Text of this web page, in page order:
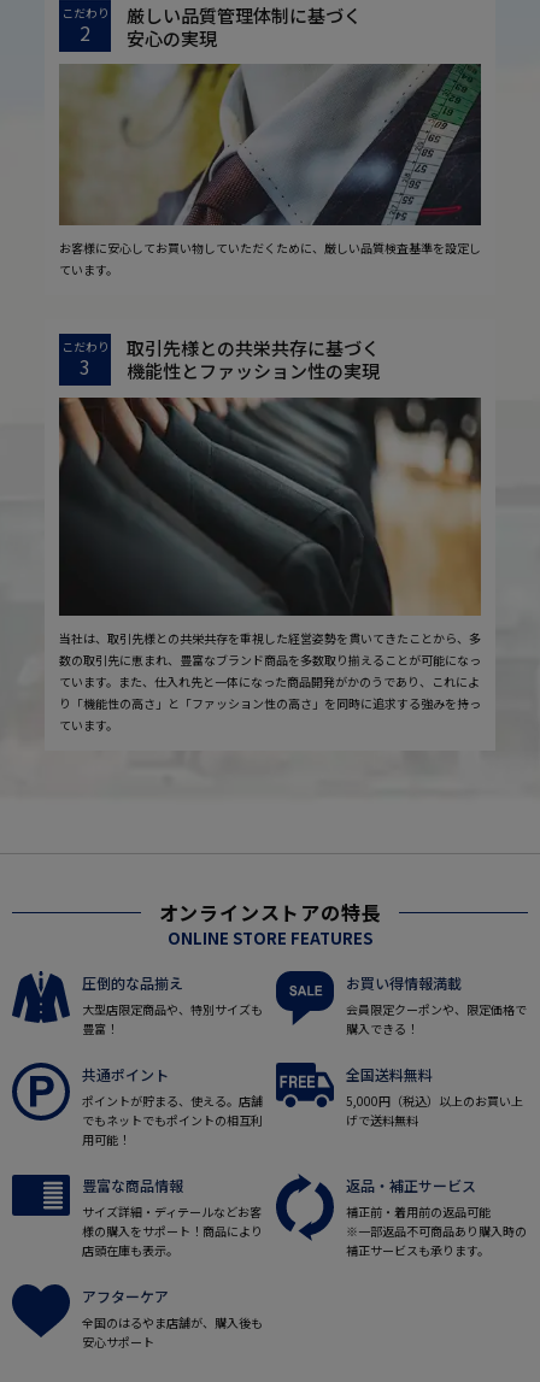
こだわり
2
厳しい品質管理体制に基づく
安心の実現
お客様に安心してお買い物していただくために、厳しい品質検査基準を設定し
ています。
こだわり
3
取引先様との共栄共存に基づく
機能性とファッション性の実現
当社は、取引先様との共栄共存を重視した経営姿勢を貫いてきたことから、多
数の取引先に恵まれ、豊富なブランド商品を多数取り揃えることが可能になっ
ています。また、仕入れ先と一体になった商品開発がかのうであり、これによ
り「機能性の高さ」と「ファッション性の高さ」を同時に追求する強みを持っ
ています。
オンラインストアの特長
ONLINE STORE FEATURES
圧倒的な品揃え
大型店限定商品や、特別サイズも
豊富！
お買い得情報満載
会員限定クーポンや、限定価格で
購入できる！
共通ポイント
ポイントが貯まる、使える。店舗
でもネットでもポイントの相互利
用可能！
全国送料無料
5,000円（税込）以上のお買い上
げで送料無料
豊富な商品情報
サイズ詳細・ディテールなどお客
様の購入をサポート！商品により
店頭在庫も表示。
返品・補正サービス
補正前・着用前の返品可能
※一部返品不可商品あり購入時の
補正サービスも承ります。
アフターケア
全国のはるやま店舗が、購入後も
安心サポート